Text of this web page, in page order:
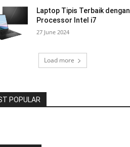
Laptop Tipis Terbaik dengan
Processor Intel i7
27 June 2024
Load more
POPULAR